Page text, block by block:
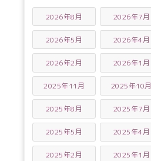
2026年8月 2026年7月
2026年5月 2026年4月
2026年2月 2026年1月
2025年11月 2025年10月
2025年8月 2025年7月
2025年5月 2025年4月
2025年2月 2025年1月